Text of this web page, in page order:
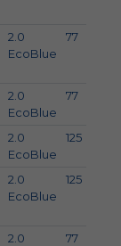
2.0
EcoBlue
77
2.0
EcoBlue
77
2.0
EcoBlue
125
2.0
EcoBlue
125
2.0
77